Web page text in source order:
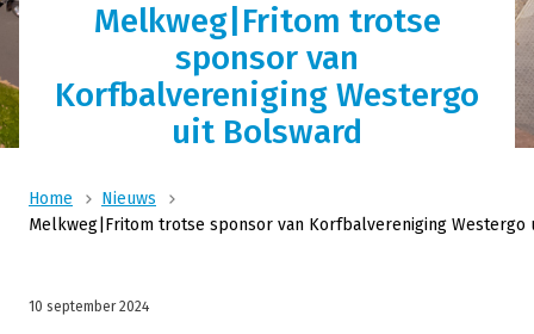
Melkweg|Fritom trotse
sponsor van
Korfbalvereniging Westergo
uit Bolsward
Home
Nieuws
Melkweg|Fritom trotse sponsor van Korfbalvereniging Westergo
10 september 2024